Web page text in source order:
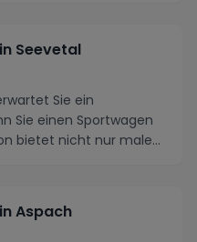
Seevetal
Sie ein
Sie einen Sportwagen
bietet nicht nur male...
Aspach